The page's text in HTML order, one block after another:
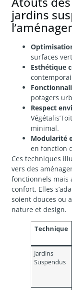
jardins
surfaces
Esthétique
potagers
Respect
minimal.
Modularité
en fonction
Ces techniques
vers des
fonctionnels mais
confort. Elles
soient douces ou
nature et design.
Technique
Jardins
Suspendus